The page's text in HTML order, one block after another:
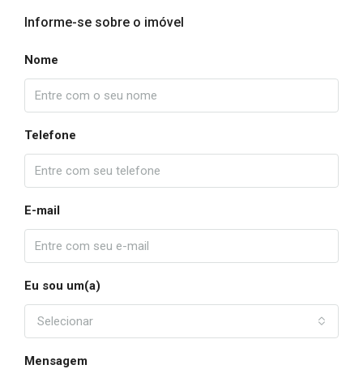
Informe-se sobre o imóvel
Nome
Telefone
E-mail
Eu sou um(a)
Selecionar
Mensagem